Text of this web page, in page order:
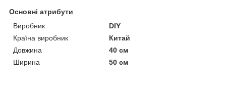
Основні атрибути
Виробник
DIY
Країна виробник
Китай
Довжина
40 см
Ширина
50 см